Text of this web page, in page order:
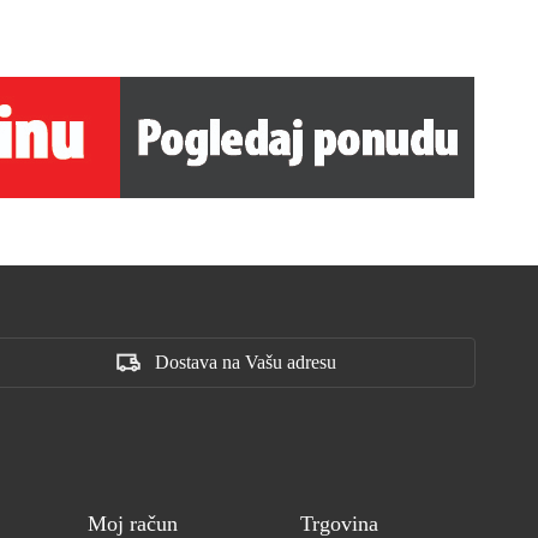
Dostava na Vašu adresu
Moj račun Trgovina